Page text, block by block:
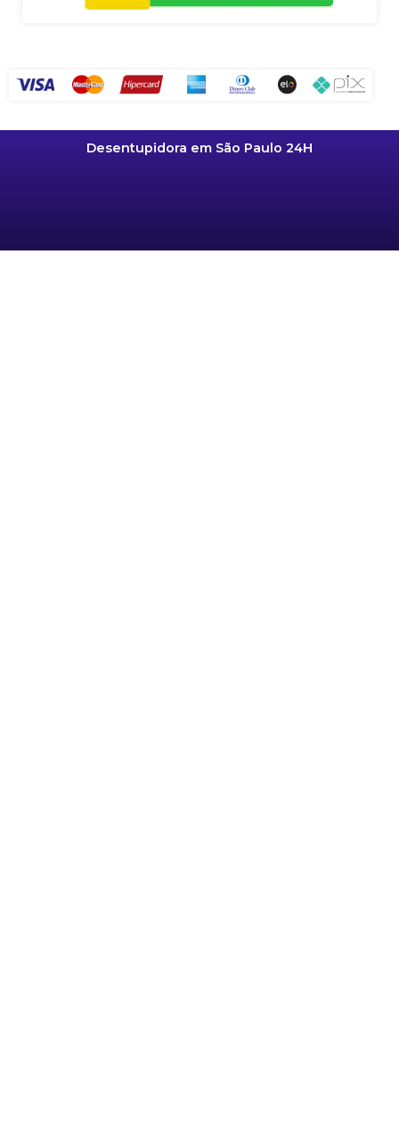
Desentupidora em São Paulo 24H